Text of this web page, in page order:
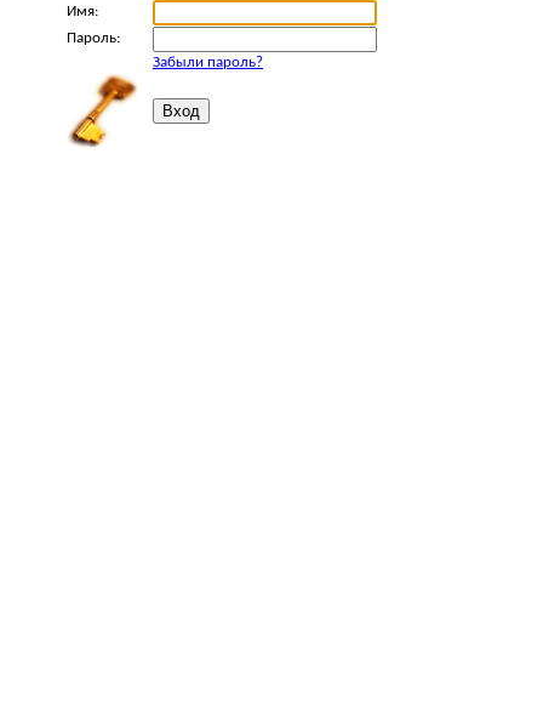
Имя:
Пароль:
Забыли пароль?